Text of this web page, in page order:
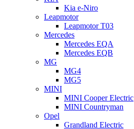
Kia e-Niro
Leapmotor
Leapmotor T03
Mercedes
Mercedes EQA
Mercedes EQB
MG
MG4
MG5
MINI
MINI Cooper Electric
MINI Countryman
Opel
Grandland Electric